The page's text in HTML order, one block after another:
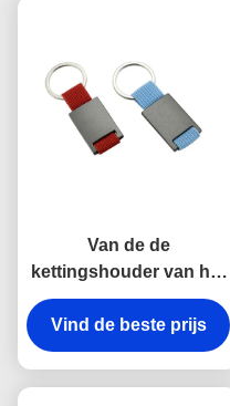
Van de de
kettingshouder van het
rechthoekmetaal de
Zeer belangrijke van de
de Lasergravure Gift
Vind de beste prijs